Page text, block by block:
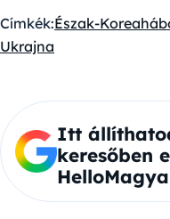
Címkék:Észak-Korea
Ukrajna
Itt
keresőben